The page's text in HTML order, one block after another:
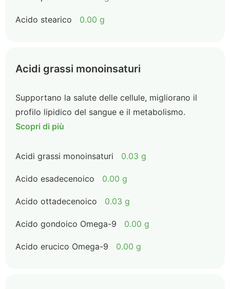
Acido stearico 0.00 g
Acidi grassi monoinsaturi
Supportano la salute delle cellule, migliorano il
profilo lipidico del sangue e il metabolismo.
Scopri di più
Acidi grassi monoinsaturi 0.03 g
Acido esadecenoico 0.00 g
Acido ottadecenoico 0.03 g
Acido gondoico Omega-9 0.00 g
Acido erucico Omega-9 0.00 g